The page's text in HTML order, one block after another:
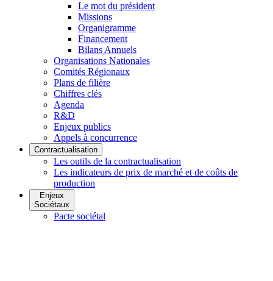
Le mot du président
Missions
Organigramme
Financement
Bilans Annuels
Organisations Nationales
Comités Régionaux
Plans de filière
Chiffres clés
Agenda
R&D
Enjeux publics
Appels à concurrence
Contractualisation
Les outils de la contractualisation
Les indicateurs de prix de marché et de coûts de
production
Enjeux
Sociétaux
Pacte sociétal